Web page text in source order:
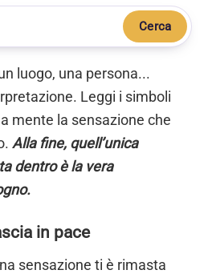
Cerca
luogo, una persona...
Leggi i simboli
mente la sensazione che
Alla fine, quell’unica
dentro è la vera
in pace
sensazione ti è rimasta